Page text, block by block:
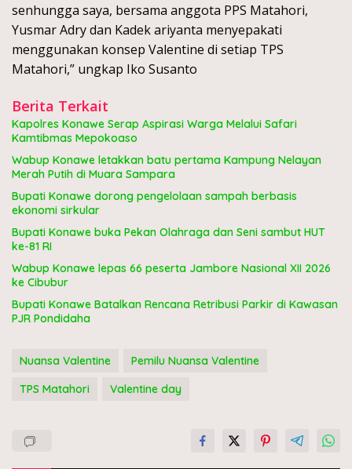
senhungga saya, bersama anggota PPS Matahori,
Yusmar Adry dan Kadek ariyanta menyepakati
menggunakan konsep Valentine di setiap TPS
Matahori,” ungkap Iko Susanto
Berita Terkait
Kapolres Konawe Serap Aspirasi Warga Melalui Safari
Kamtibmas Mepokoaso
Wabup Konawe letakkan batu pertama Kampung Nelayan
Merah Putih di Muara Sampara
Bupati Konawe dorong pengelolaan sampah berbasis
ekonomi sirkular
Bupati Konawe buka Pekan Olahraga dan Seni sambut HUT
ke-81 RI
Wabup Konawe lepas 66 peserta Jambore Nasional XII 2026
ke Cibubur
Bupati Konawe Batalkan Rencana Retribusi Parkir di Kawasan
PJR Pondidaha
Nuansa Valentine
Pemilu Nuansa Valentine
TPS Matahori
Valentine day